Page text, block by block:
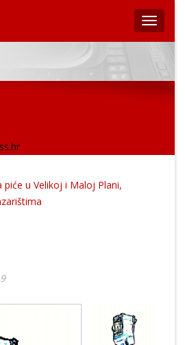
piće u Velikoj i Maloj Plani,